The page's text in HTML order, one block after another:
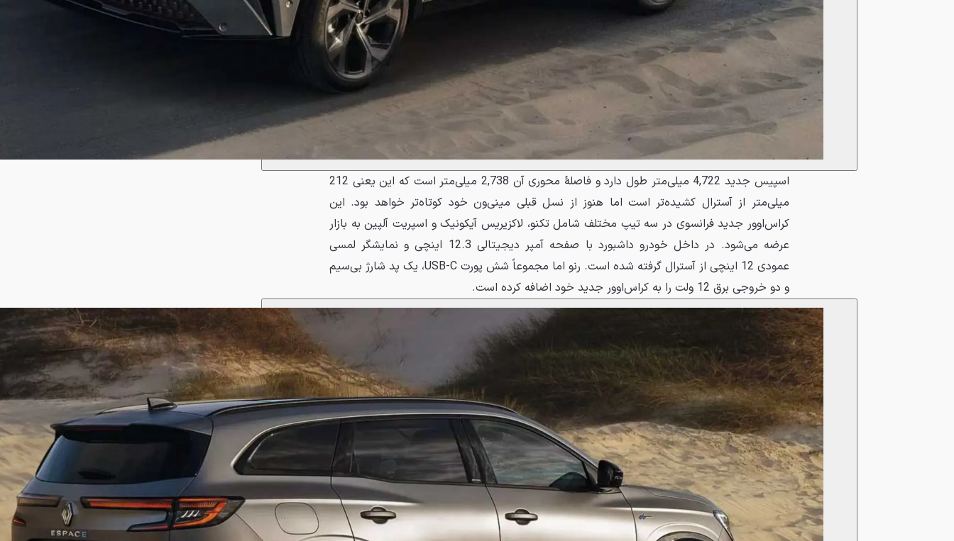
اسپیس جدید 4,722 میلی‌متر طول دارد و فاصلهٔ محوری آن 2,738 میلی‌متر است که این یعنی 212
میلی‌متر از آسترال کشیده‌تر است اما هنوز از نسل قبلی مینی‌ون خود کوتاه‌تر خواهد بود. این
کراس‌اوور جدید فرانسوی در سه تیپ مختلف شامل تکنو، لاکزیریس آیکونیک و اسپریت آلپین به بازار
عرضه می‌شود. در داخل خودرو داشبورد با صفحه آمپر دیجیتالی 12.3 اینچی و نمایشگر لمسی
عمودی 12 اینچی از آسترال گرفته شده است. رنو اما مجموعاً شش پورت USB-C، یک پد شارژ بی‌سیم
و دو خروجی برق 12 ولت را به کراس‌اوور جدید خود اضافه کرده است.